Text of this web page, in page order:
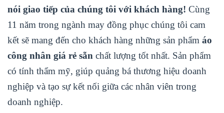
nói giao tiếp của chúng tôi với khách hàng! Cùng
11 năm trong ngành may đồng phục chúng tôi cam
kết sẽ mang đến cho khách hàng những sản phẩm áo
công nhân giá rẻ sẵn chất lượng tốt nhất. Sản phẩm
có tính thẩm mỹ, giúp quảng bá thương hiệu doanh
nghiệp và tạo sự kết nối giữa các nhân viên trong
doanh nghiệp.